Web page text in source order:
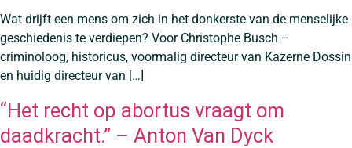
Wat drijft een mens om zich in het donkerste van de menselijke
geschiedenis te verdiepen? Voor Christophe Busch –
criminoloog, historicus, voormalig directeur van Kazerne Dossin
en huidig directeur van […]
“Het recht op abortus vraagt om
daadkracht.” – Anton Van Dyck